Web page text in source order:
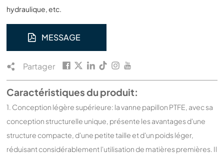
hydraulique, etc.
MESSAGE
Partager
Caractéristiques du produit:
1. Conception légère supérieure: la vanne papillon PTFE, avec sa
conception structurelle unique, présente les avantages d'une
structure compacte, d'une petite taille et d'un poids léger,
réduisant considérablement l'utilisation de matières premières. Il